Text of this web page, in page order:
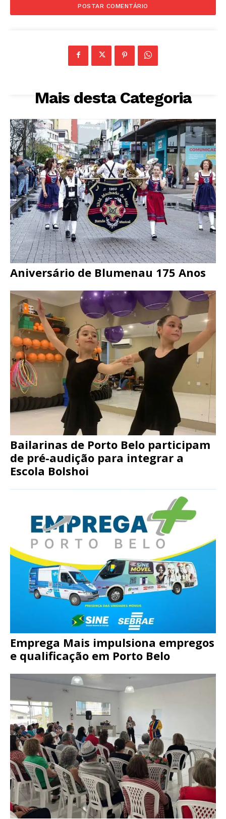
Mais desta Categoria
Aniversário de Blumenau 175 Anos
Bailarinas de Porto Belo participam
de pré-audição para integrar a
Escola Bolshoi
Emprega Mais impulsiona empregos
e qualificação em Porto Belo